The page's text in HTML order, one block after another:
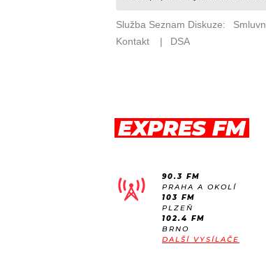
EXPRES FM
90.3 FM
PRAHA A OKOLÍ
103 FM
PLZEŇ
102.4 FM
BRNO
DALŠÍ VYSÍLAČE